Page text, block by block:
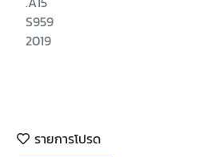
S959
2019
รายการโปรด